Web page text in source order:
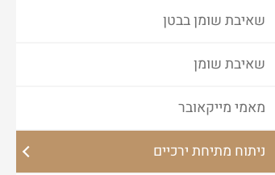
שאיבת שומן בבטן
שאיבת שומן
מאמי מייקאובר
ניתוח מתיחת ירכיים